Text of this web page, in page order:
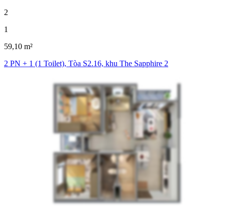
2
1
59,10 m²
2 PN + 1 (1 Toilet), Tòa S2.16, khu The Sapphire 2